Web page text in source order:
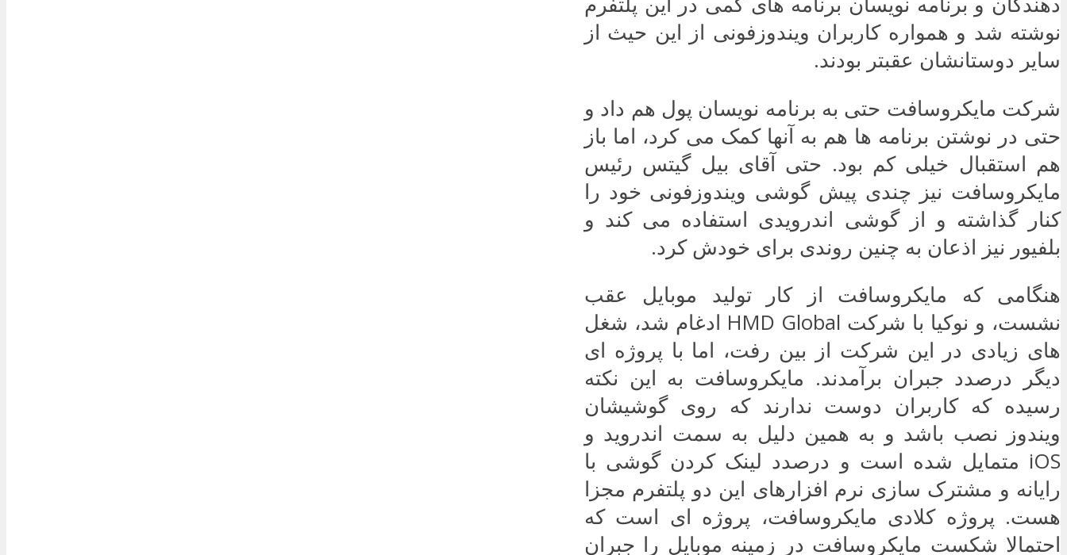
نوشته شد و همواره کاربران ویندوزفونی از این حیث از
سایر دوستانشان عقبتر بودند.
شرکت مایکروسافت حتی به برنامه نویسان پول هم داد و
حتی در نوشتن برنامه ها هم به آنها کمک می کرد، اما باز
هم استقبال خیلی کم بود. حتی آقای بیل گیتس رئیس
مایکروسافت نیز چندی پیش گوشی ویندوزفونی خود را
کنار گذاشته و از گوشی اندرویدی استفاده می کند و
بلفیور نیز اذعان به چنین روندی برای خودش کرد.
هنگامی که مایکروسافت از کار تولید موبایل عقب
نشست، و نوکیا با شرکت HMD Global ادغام شد، شغل
های زیادی در این شرکت از بین رفت، اما با پروژه ای
دیگر درصدد جبران برآمدند. مایکروسافت به این نکته
رسیده که کاربران دوست ندارند که روی گوشیشان
ویندوز نصب باشد و به همین دلیل به سمت اندروید و
iOS متمایل شده است و درصدد لینک کردن گوشی با
رایانه و مشترک سازی نرم افزارهای این دو پلتفرم مجزا
هست. پروژه کلادی مایکروسافت، پروژه ای است که
احتمالا شکست مایکروسافت در زمینه موبایل را جبران